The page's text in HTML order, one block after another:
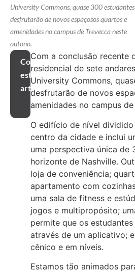
University Commons, quase 300 estudantes
desfrutarão de novos espaçosos quartos e
amenidades no campus de Trevecca neste
outono.
Compartilhar
este
artigo
Com a conclusão recente
residencial de sete
University Commons,
desfrutarão de novos
amenidades no campus
O edifício de nível
centro da cidade e inclui
uma perspectiva única de
horizonte de Nashville.
loja de conveniência;
apartamento com
uma sala de fitness e
jogos e multipropósito;
permite que os
através de um aplicativo;
cênico e em níveis.
Estamos tão animados